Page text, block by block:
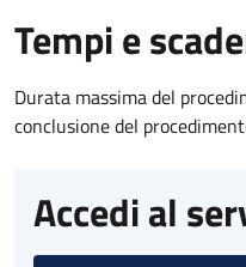
Tempi e
Durata massima del
conclusione del
Accedi al